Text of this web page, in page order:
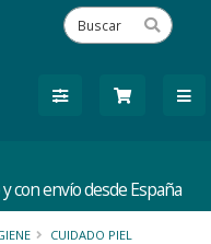
con envío desde España
CUIDADO PIEL